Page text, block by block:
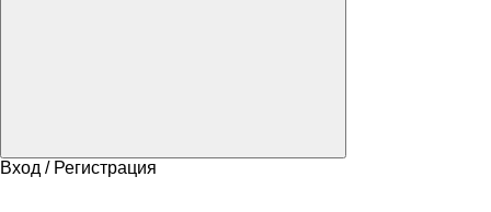
Вход / Регистрация